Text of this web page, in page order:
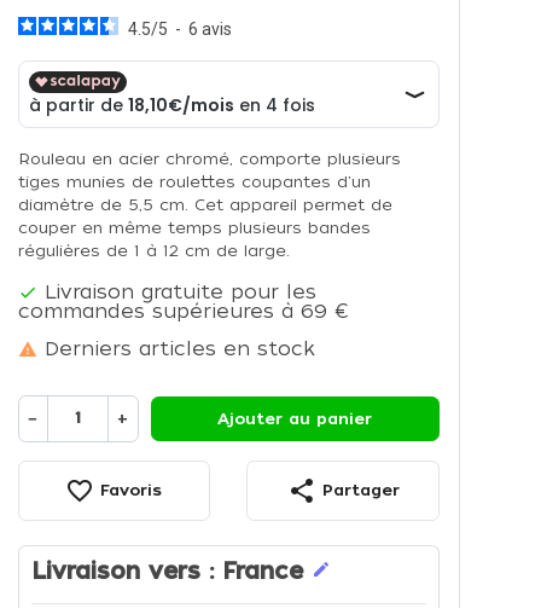
4.5/5 - 6 avis
Rouleau en acier chromé, comporte plusieurs
tiges munies de roulettes coupantes d'un
diamètre de 5,5 cm. Cet appareil permet de
couper en même temps plusieurs bandes
régulières de 1 à 12 cm de large.
 Livraison gratuite pour les
commandes supérieures à 69 €
 Derniers articles en stock
− + Ajouter au panier
favorite_border Favoris share Partager
Livraison vers : France edit